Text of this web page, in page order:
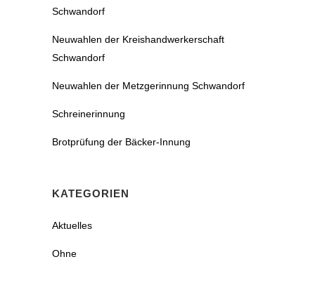
Schwandorf
Neuwahlen der Kreishandwerkerschaft
Schwandorf
Neuwahlen der Metzgerinnung Schwandorf
Schreinerinnung
Brotprüfung der Bäcker-Innung
KATEGORIEN
Aktuelles
Ohne